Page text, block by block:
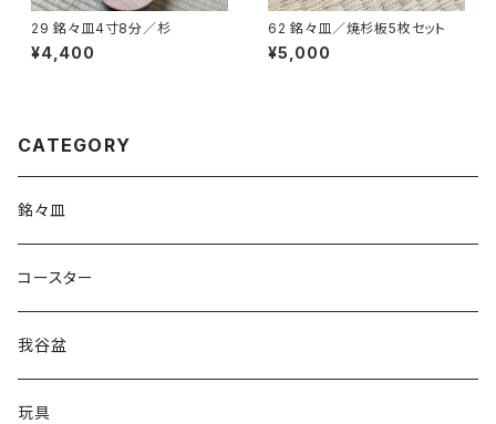
29 銘々皿4寸8分／杉
¥4,400
62 銘々皿／焼杉板5枚セット
¥5,000
CATEGORY
銘々皿
コースター
我谷盆
玩具